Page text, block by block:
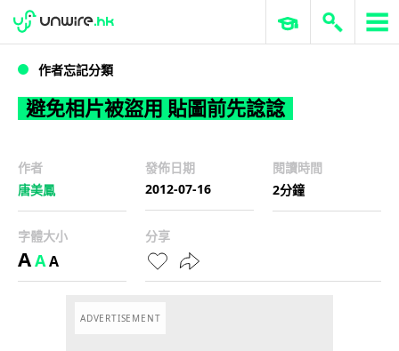
避免相片被盜用 貼圖前先諗諗
WWDC 2026 ERP 與商業 AI
作者忘記分類
避免相片被盜用 貼圖前先諗諗
作者
唐美鳳
發佈日期
2012-07-16
閱讀時間
2分鐘
字體大小
AAA
分享
ADVERTISEMENT